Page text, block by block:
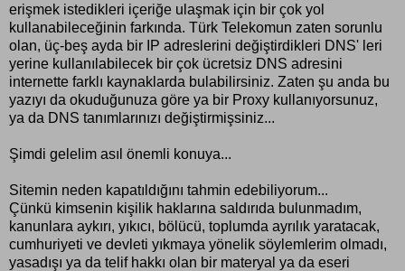
erişmek istedikleri içeriğe ulaşmak için bir çok yol
kullanabileceğinin farkında. Türk Telekomun zaten sorunlu
olan, üç-beş ayda bir IP adreslerini değiştirdikleri DNS' leri
yerine kullanılabilecek bir çok ücretsiz DNS adresini
internette farklı kaynaklarda bulabilirsiniz. Zaten şu anda bu
yazıyı da okuduğunuza göre ya bir Proxy kullanıyorsunuz,
ya da DNS tanımlarınızı değiştirmişsiniz...
Şimdi gelelim asıl önemli konuya...
Sitemin neden kapatıldığını tahmin edebiliyorum...
Çünkü kimsenin kişilik haklarına saldırıda bulunmadım,
kanunlara aykırı, yıkıcı, bölücü, toplumda ayrılık yaratacak,
cumhuriyeti ve devleti yıkmaya yönelik söylemlerim olmadı,
yasadışı ya da telif hakkı olan bir materyal ya da eseri